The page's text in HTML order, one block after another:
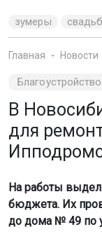
зумеры
Главная Новости
Благоустройство
В
для
На работы
бюджета. Их
до дома № 49 по